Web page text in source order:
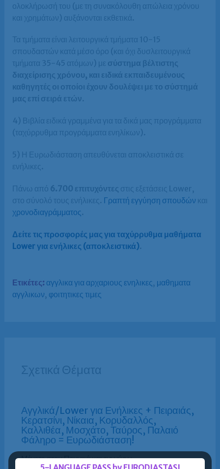
ολοκλήρωσή του (με τη συνακόλουθη απώλεια χρόνου
και χρημάτων) αυξάνονται εκθετικά.
Τα τμήματα είναι λειτουργικά τμήματα 10-15
σπουδαστών κατά μέσο όρο (και όχι δυσλειτουργικά
τμήματα 35-45 ατόμων) με σύστημα βέλτιστης
διαχείρισης χρόνου, και ειδικά εκπαιδευμένους
καθηγητές οι οποίοι έχουν δουλέψει με το σύστημά
μας επί σειρά ετών.
4) Βιβλία ειδικά γραμμένα για τα δικά μας προγράμματα
(ταχύρρυθμα προγράμματα ενηλίκων).
5) Η Ευρωδιάσταση απευθύνεται αποκλειστικά σε
ενήλικες.
Πάνω από 6.700 επιτυχόντες στις εξετάσεις Lower,
στο σύνολό τους ενήλικες. Γραπτή εγγύηση σπουδών και
χρονοδιαγράμματος.
Δείτε τις προσφορές μας για ταχύρρυθμα μαθήματα
Lower για ενήλικες (αποκλειστικά).
Ετικέτες: αγγλικα για αρχαριους ενηλικες μαθηματα
αγγλικων φοιτητικες τιμες
Σχετικά Θέματα
Αγγλικά/Lower για Ενήλικες + Πειραιάς,
Κερατσίνι, Νίκαια, Κορυδαλλός,
Καλλιθέα, Μοσχάτο, Ταύρος, Παλαιό
Φάληρο = Ευρωδιάσταση!
Μένετε στον Πειραιά και τις γύρω